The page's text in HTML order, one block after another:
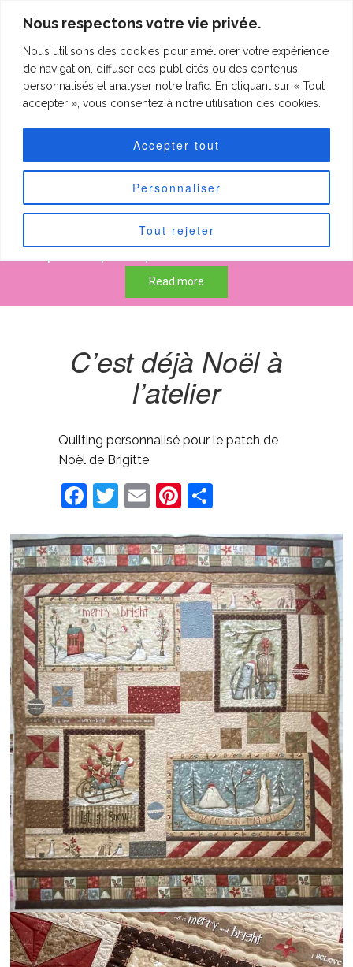
Nous respectons votre vie privée.
Nous utilisons des cookies pour améliorer votre expérience
de navigation, diffuser des publicités ou des contenus
personnalisés et analyser notre trafic. En cliquant sur « Tout
accepter », vous consentez à notre utilisation des cookies.
Personnaliser
Tout rejeter
Accepter tout
clineting.com
Forfaits "Petits
patchs"
50 € pour les petits quilts de max 60 cm sur 60 cm.
Read more
C’est déjà Noël à
l’atelier
Quilting personnalisé pour le patch de
Noël de Brigitte
Facebook
Twitter
EmailPinterest
Share
clineting.com